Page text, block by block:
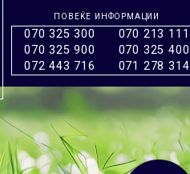
ПОВЕЌЕ ИНФОРМАЦИИ
070 325 300
070 213 111
070 325 900
070 325 400
072 443 716
071 278 314